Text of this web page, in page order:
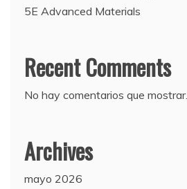
5E Advanced Materials
Recent Comments
No hay comentarios que mostrar.
Archives
mayo 2026